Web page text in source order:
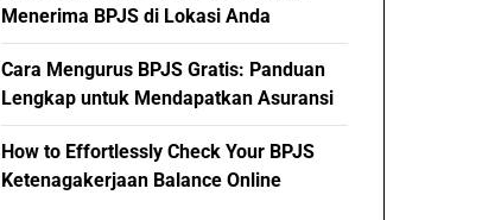
Menerima BPJS di Lokasi Anda
Cara Mengurus BPJS Gratis: Panduan
Lengkap untuk Mendapatkan Asuransi
How to Effortlessly Check Your BPJS
Ketenagakerjaan Balance Online